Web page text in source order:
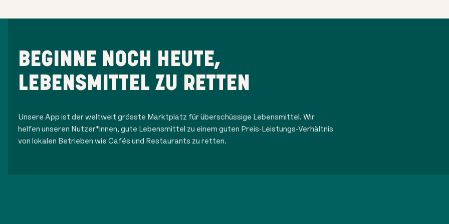
BEGINNE NOCH HEUTE,
LEBENSMITTEL ZU RETTEN
Unsere App ist der weltweit grösste Marktplatz für überschüssige Lebensmittel. Wir
helfen unseren Nutzer*innen, gute Lebensmittel zu einem guten Preis-Leistungs-Verhältnis
von lokalen Betrieben wie Cafés und Restaurants zu retten.